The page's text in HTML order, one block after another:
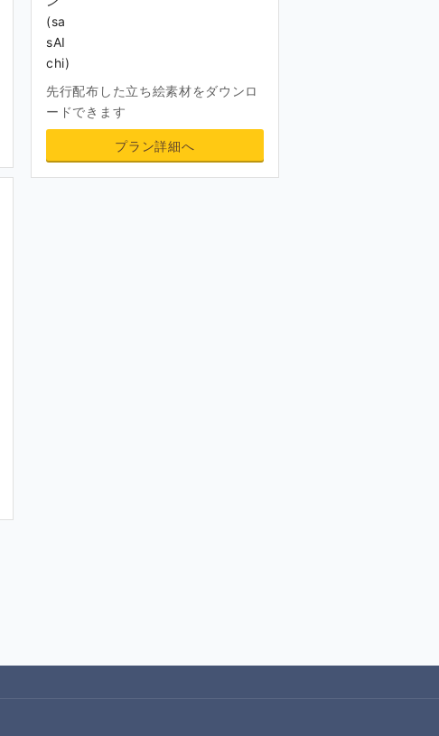
先行配布した立ち絵素材をダウンロ
ードできます
プラン詳細へ